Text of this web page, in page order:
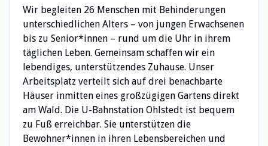
Wir begleiten 26 Menschen mit Behinderungen
unterschiedlichen Alters – von jungen Erwachsenen
bis zu Senior*innen – rund um die Uhr in ihrem
täglichen Leben. Gemeinsam schaffen wir ein
lebendiges, unterstützendes Zuhause. Unser
Arbeitsplatz verteilt sich auf drei benachbarte
Häuser inmitten eines großzügigen Gartens direkt
am Wald. Die U-Bahnstation Ohlstedt ist bequem
zu Fuß erreichbar. Sie unterstützen die
Bewohner*innen in ihren Lebensbereichen und